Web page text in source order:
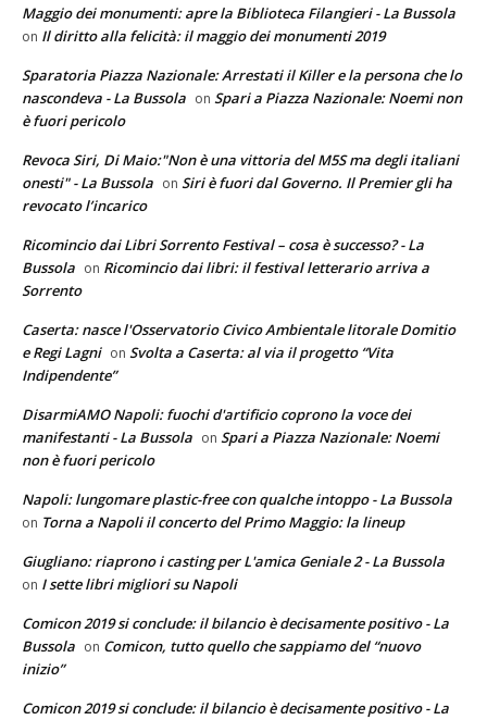
Maggio dei monumenti: apre la Biblioteca Filangieri - La Bussola
on Il diritto alla felicità: il maggio dei monumenti 2019
Sparatoria Piazza Nazionale: Arrestati il Killer e la persona che lo
nascondeva - La Bussola on Spari a Piazza Nazionale: Noemi non
è fuori pericolo
Revoca Siri, Di Maio:"Non è una vittoria del M5S ma degli italiani
onesti" - La Bussola on Siri è fuori dal Governo. Il Premier gli ha
revocato l’incarico
Ricomincio dai Libri Sorrento Festival – cosa è successo? - La
Bussola on Ricomincio dai libri: il festival letterario arriva a
Sorrento
Caserta: nasce l'Osservatorio Civico Ambientale litorale Domitio
e Regi Lagni on Svolta a Caserta: al via il progetto “Vita
Indipendente”
DisarmiAMO Napoli: fuochi d'artificio coprono la voce dei
manifestanti - La Bussola on Spari a Piazza Nazionale: Noemi
non è fuori pericolo
Napoli: lungomare plastic-free con qualche intoppo - La Bussola
on Torna a Napoli il concerto del Primo Maggio: la lineup
Giugliano: riaprono i casting per L'amica Geniale 2 - La Bussola
on I sette libri migliori su Napoli
Comicon 2019 si conclude: il bilancio è decisamente positivo - La
Bussola on Comicon, tutto quello che sappiamo del “nuovo
inizio”
Comicon 2019 si conclude: il bilancio è decisamente positivo - La